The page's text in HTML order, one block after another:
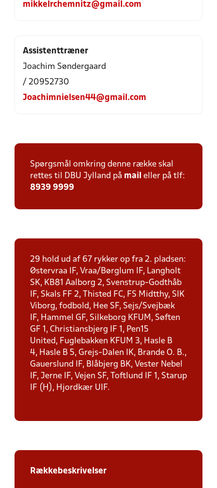
mikkelrchemnitz@gmail.com
Assistenttræner
Joachim Søndergaard
/ 20952730
Joachimnielsen44@gmail.com
Spørgsmål omkring denne række skal
rettes til DBU Jylland på mail eller på tlf:
8939 9999
29 hold ud af 67 rykker op fra 2. pladsen:
Østervraa IF, Vraa/Børglum IF, Langholt
SK, KB81 Aalborg 2, Svenstrup-Godthåb
IF, Skals FF 2, Thisted FC, FS Midtthy, SIK
Viborg, fodbold, Hee SF, Sejs/Svejbæk
IF, Hammel GF, Silkeborg KFUM, Søften
GF 1, Christiansbjerg IF 1, Pen15
United, Fuglebakken KFUM 3, Hasle B
4, Hasle B 5, Grejs-Dalen IK, Brande O. B.,
Gauerslund IF, Blåbjerg BK, Vester Nebel
IF, Jerne IF, Vejen SF, Toftlund IF 1, Starup
IF (H), Hjordkær UIF.
Rækkebeskrivelser